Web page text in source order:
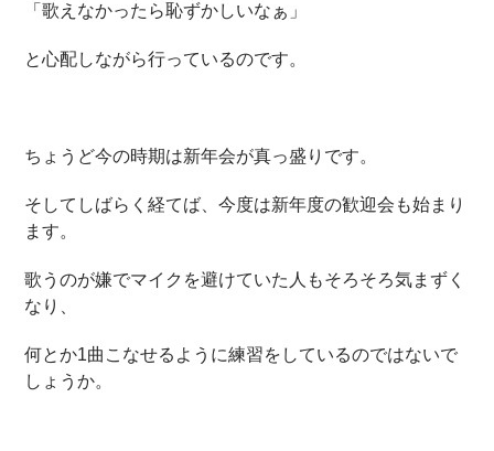
「歌えなかったら恥ずかしいなぁ」
と心配しながら行っているのです。
ちょうど今の時期は新年会が真っ盛りです。
そしてしばらく経てば、今度は新年度の歓迎会も始まり
ます。
歌うのが嫌でマイクを避けていた人もそろそろ気まずく
なり、
何とか1曲こなせるように練習をしているのではないで
しょうか。